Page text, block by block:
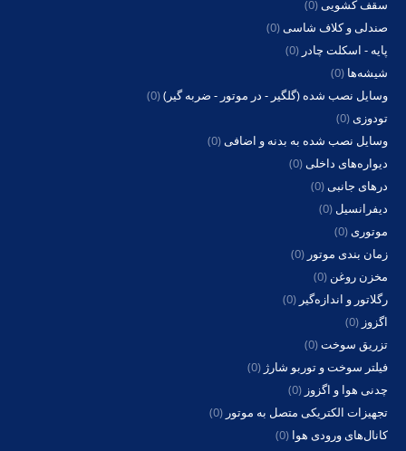
سقف کشویی(0)
صندلی و کلاف شاسی(0)
پایه - اسکلت چادر (0)
شیشه‌ها (0)
وسایل نصب شده (گلگیر - در موتور - ضربه گیر)(0)
تودوزی(0)
وسایل نصب شده به بدنه و اضافی(0)
دیواره‌های داخلی(0)
درهای جانبی(0)
دیفرانسیل (0)
موتوری(0)
زمان بندی موتور (0)
مخزن روغن (0)
رگلاتور و اندازه‌گیر (0)
اگزوز (0)
تزریق سوخت(0)
فیلتر سوخت و توربو شارژ (0)
چدنی هوا و اگزوز (0)
تجهیزات الکتریکی متصل به موتور (0)
کانال‌های ورودی هوا (0)